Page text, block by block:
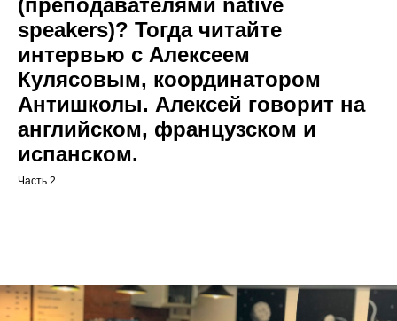
(преподавателями native
speakers)? Тогда читайте
интервью с Алексеем
Кулясовым, координатором
Антишколы. Алексей говорит на
английском, французском и
испанском.
Часть 2.